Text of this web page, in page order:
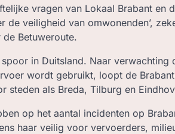
vragen van Lokaal Brabant en
de veiligheid van omwonenden’,
Betuweroute.
in Duitsland. Naar verwachting
wordt gebruikt, loopt de
steden als Breda, Tilburg en
op het aantal incidenten op
haar veilig voor vervoerders,